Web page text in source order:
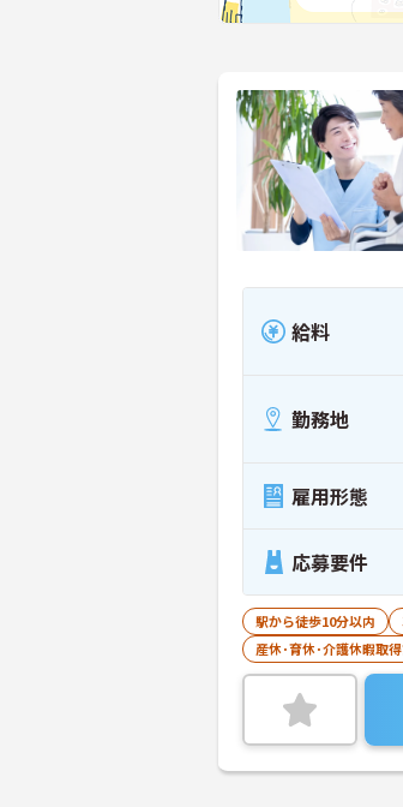
給料
勤務地
雇用形態
応募要件
駅から徒歩10分以内
産休･育休･介護休暇取